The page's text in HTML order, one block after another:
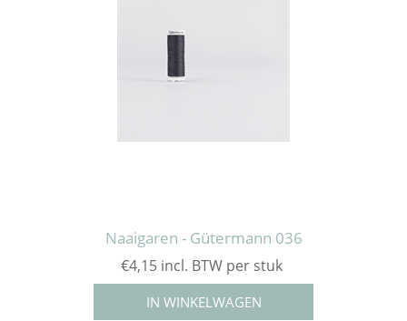
Naaigaren - Gütermann 036
€4,15 incl. BTW per stuk